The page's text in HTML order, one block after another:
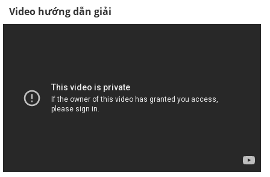
Video hướng dẫn giải